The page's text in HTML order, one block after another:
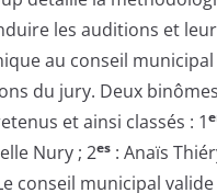
les auditions et
au conseil municipal
du jury. Deux
et ainsi classés : 1
Nury ; 2es : Anaïs
conseil municipal